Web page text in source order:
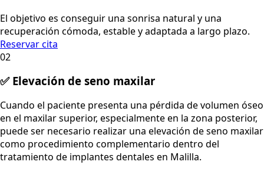
El objetivo es conseguir una sonrisa natural y una
recuperación cómoda, estable y adaptada a largo plazo.
Reservar cita
02
✅ Elevación de seno maxilar
Cuando el paciente presenta una pérdida de volumen óseo
en el maxilar superior, especialmente en la zona posterior,
puede ser necesario realizar una elevación de seno maxilar
como procedimiento complementario dentro del
tratamiento de implantes dentales en Malilla.